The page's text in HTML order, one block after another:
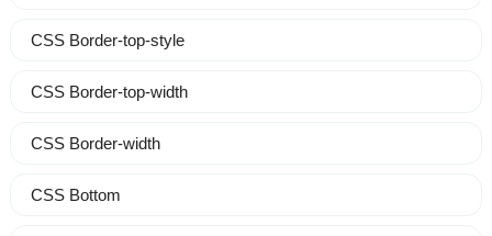
CSS Border-top-style
CSS Border-top-width
CSS Border-width
CSS Bottom